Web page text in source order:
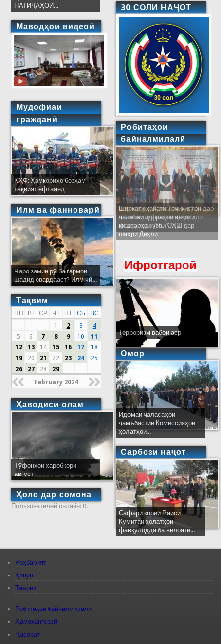
НАТИҶАҲОИ...
Маводҳои видеоӣ
Мудофиаи
гражданӣ
КҲФ: Ҳамкориҳо бозҳам
тақвият ёфтаанд
Илм ва фанноварӣ
Чаро замин рӯ ба гармои
шадид овардааст? Илм чӣ...
Тақвим
ПН ВТ СР ЧТ ПТ СБ
ВС
1
2 3
4
5
6 7 8 9 10
11
12
13 14 15 16 17
18
19
20 21 22 23 24
25
26
27 28 29
February 2024
Ҳаводиси олам
Тӯфонҳои харобкори
август
Ҳоло дар сомона
Пользователей онлайн: 0.
30 СОЛИ НАҶОТ
Робитаҳои
байналмилалӣ
Ширкати ҳайати Тоҷикистон дар
ҷаласаи идораҳои наҷоти
кишварҳои узви СҲШ дар
шаҳри Деҳлӣ
Ифротгароӣ
Терроризм вабои аср
Омор
Идомаи ҷаласаҳои
ҷамъбастии Комиссияҳои
ҳолатҳои...
Сарбози наҷот
Сафари кории Раиси
Кумитаи ҳолатҳои
фавқулодда ба вилояти...
Роҳбарият
Қонун
Таърих
Робитаҳои байналмилалӣ
Ҳамоҳангсозӣ
Ҷасорат